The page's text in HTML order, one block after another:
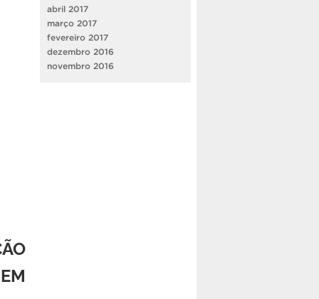
abril 2017
março 2017
fevereiro 2017
dezembro 2016
novembro 2016